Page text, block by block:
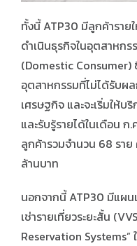
ทั้งนี้ ATP30 มีลูกค้ารา
ดำเนินธุรกิจในอุตสาหก
(Domestic Consumer)
อุตสาหกรรมที่ไม่ได้รับผ
เศรษฐกิจ และจะเริ่มให้
และรับรู้รายได้ในเดือน
ลูกค้ารวมจำนวน 68 รา
ล้านบาท
นอกจากนี้ ATP30 มีแผ
เช่ารายเที่ยวระยะสั้น
Reservation Systems”